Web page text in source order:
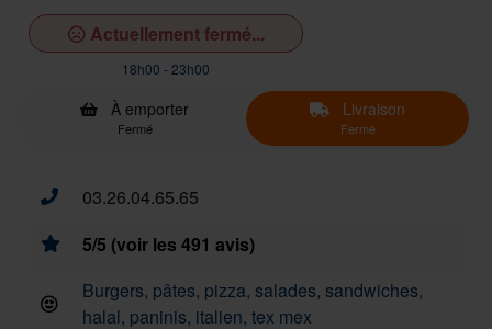
Actuellement fermé...
18h00 - 23h00
À emporter
Fermé
Livraison
Fermé
03.26.04.65.65
5/5 (voir les 491 avis)
Burgers, pâtes, pizza, salades, sandwiches,
halal, paninis, italien, tex mex